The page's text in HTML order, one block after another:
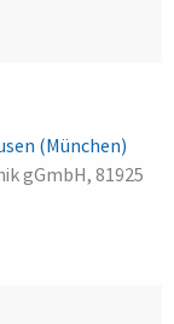
(München)
gGmbH, 81925